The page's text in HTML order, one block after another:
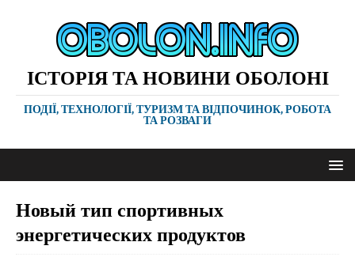
ІСТОРІЯ ТА НОВИНИ ОБОЛОНІ
ПОДІЇ, ТЕХНОЛОГІЇ, ТУРИЗМ ТА ВІДПОЧИНОК, РОБОТА
ТА РОЗВАГИ
Новый тип спортивных
энергетических продуктов